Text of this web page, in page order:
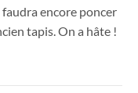
faudra encore poncer
tapis. On a hâte !